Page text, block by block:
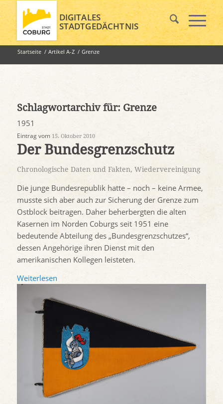
DIGITALES
STADTGEDÄCHTNIS
Startseite / Artikel A-Z / Grenze
Schlagwortarchiv für: Grenze
1951
Eintrag vom 15. Oktober 2010
Der Bundesgrenzschutz
Chronologische Daten und Fakten, Wiedervereinigung
Die junge Bundesrepublik hatte – noch – keine Armee,
musste sich aber auch zur Sicherung der Grenze zum
Ostblock beitragen. Daher beherbergten die alten
Kasernen im Norden Coburgs seit 1951 eine
bedeutende Abteilung des „Bundesgrenzschutzes“,
dessen Angehörige ihren Dienst mit den
amerikanischen Kollegen leisteten.
Weiterlesen